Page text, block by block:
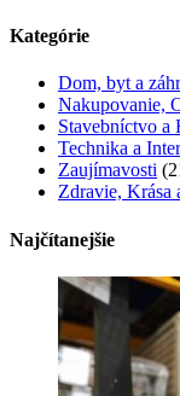
Kategórie
Dom, byt a
Nakupovanie,
Stavebníctvo a
Technika a
Zaujímavosti
Zdravie, Krása
Najčítanejšie